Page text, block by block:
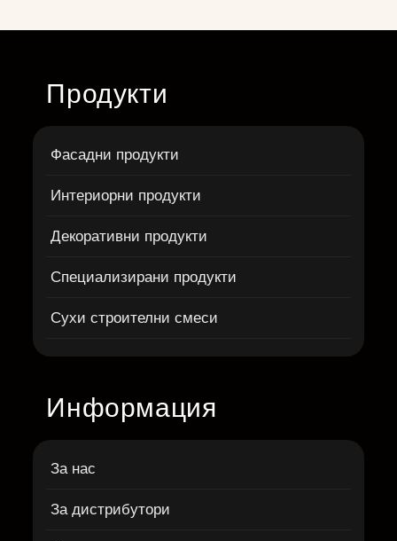
Продукти
Фасадни продукти
Интериорни продукти
Декоративни продукти
Специализирани продукти
Сухи строителни смеси
Информация
За нас
За дистрибутори